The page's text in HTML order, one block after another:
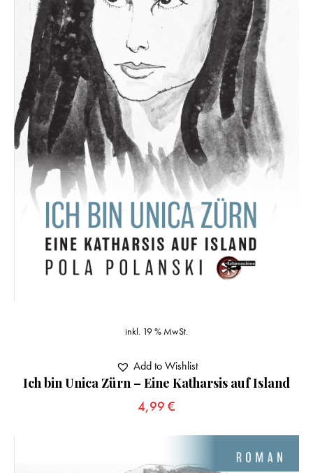
Ich bin Unica Zürn – Eine Katharsis auf Island
4,99 €
inkl. 19 % MwSt.
Add to Wishlist